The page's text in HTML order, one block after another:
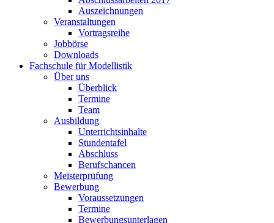
Auszeichnungen
Veranstaltungen
Vortragsreihe
Jobbörse
Downloads
Fachschule für Modellistik
Über uns
Überblick
Termine
Team
Ausbildung
Unterrichtsinhalte
Stundentafel
Abschluss
Berufschancen
Meisterprüfung
Bewerbung
Voraussetzungen
Termine
Bewerbungsunterlagen